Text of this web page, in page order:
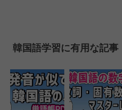
韓国語学習に有用な記事